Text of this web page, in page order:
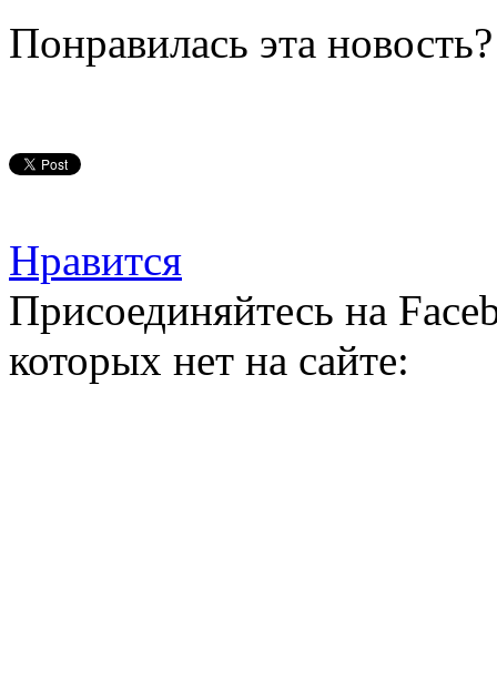
Понравилась эта
Нравится
Присоединяйтесь на
которых нет на сайте: